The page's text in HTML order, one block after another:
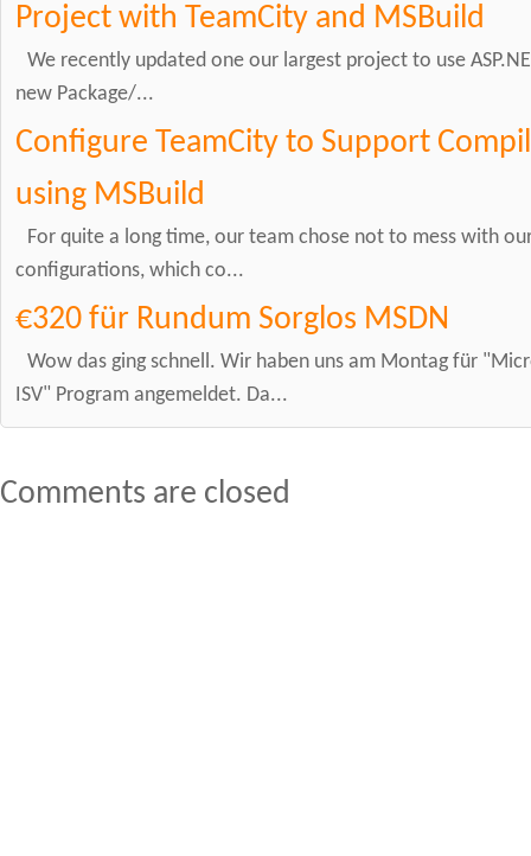
Project with TeamCity and MSBuild
We recently updated one our largest project to use
new Package/...
Configure TeamCity to Support
using MSBuild
For quite a long time, our team chose not to mess with
configurations, which co...
€320 für Rundum Sorglos MSDN
Wow das ging schnell. Wir haben uns am Montag für
ISV" Program angemeldet. Da...
Comments are closed